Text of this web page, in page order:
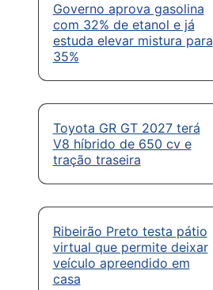
Governo aprova gasolina
com 32% de etanol e já
estuda elevar mistura para
35%
Toyota GR GT 2027 terá
V8 híbrido de 650 cv e
tração traseira
Ribeirão Preto testa pátio
virtual que permite deixar
veículo apreendido em
casa